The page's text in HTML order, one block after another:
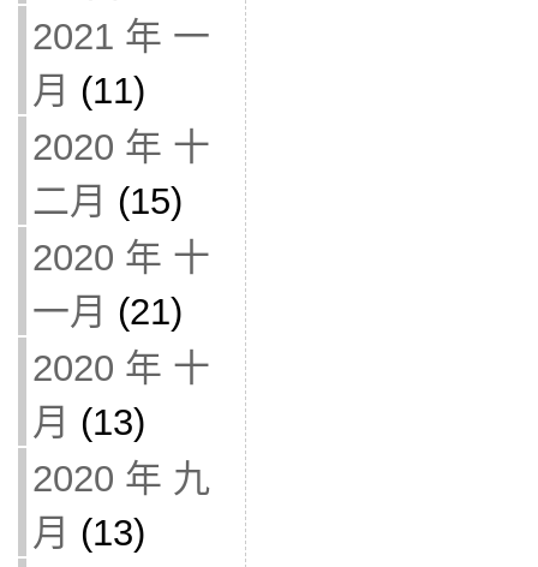
2021 年 一
月 (11)
2020 年 十
二月 (15)
2020 年 十
一月 (21)
2020 年 十
月 (13)
2020 年 九
月 (13)